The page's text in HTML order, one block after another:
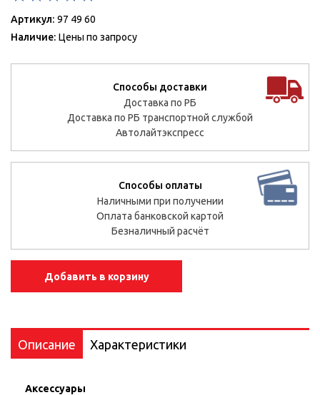
Артикул: 97 49 60
Наличие: Цены по запросу
Способы доставки
Доставка по РБ
Доставка по РБ транспортной службой
Автолайтэкспресс
Способы оплаты
Наличными при получении
Оплата банковской картой
Безналичный расчёт
Добавить в корзину
Описание Характеристики
Аксессуары